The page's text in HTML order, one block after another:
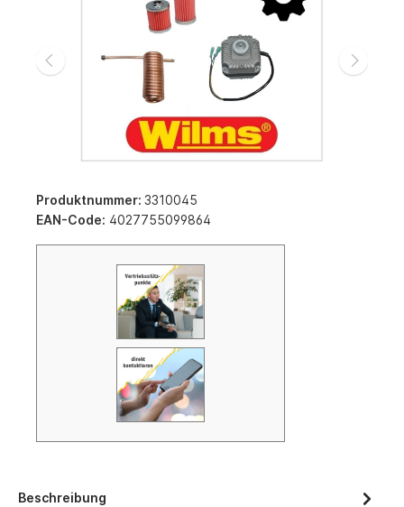
Produktnummer: 3310045
EAN-Code: 4027755099864
Beschreibung